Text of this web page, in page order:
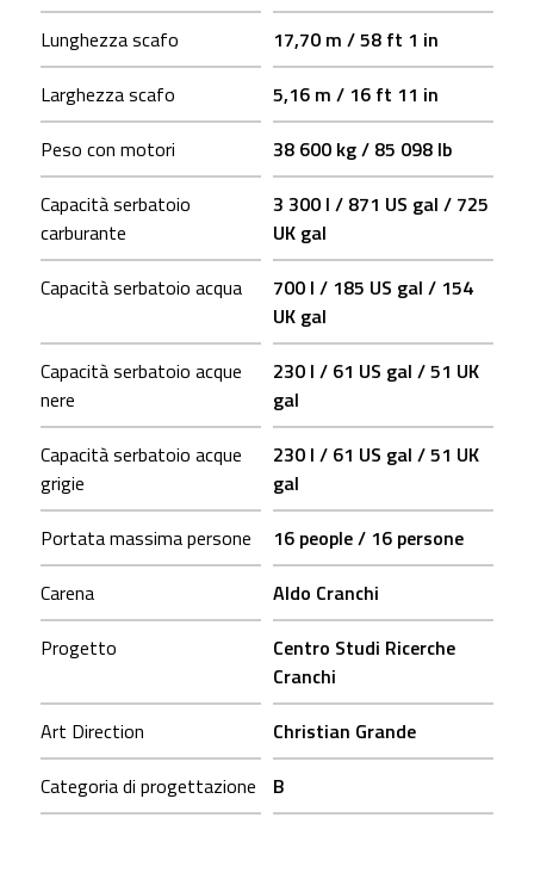
Lunghezza scafo
17,70 m / 58 ft 1 in
Larghezza scafo
5,16 m / 16 ft 11 in
Peso con motori
38 600 kg / 85 098 lb
Capacità serbatoio
carburante
3 300 l / 871 US gal / 725
UK gal
Capacità serbatoio acqua
700 l / 185 US gal / 154
UK gal
Capacità serbatoio acque
nere
230 l / 61 US gal / 51 UK
gal
Capacità serbatoio acque
grigie
230 l / 61 US gal / 51 UK
gal
Portata massima persone
16 people / 16 persone
Carena
Aldo Cranchi
Progetto
Centro Studi Ricerche
Cranchi
Art Direction
Christian Grande
Categoria di progettazione
B